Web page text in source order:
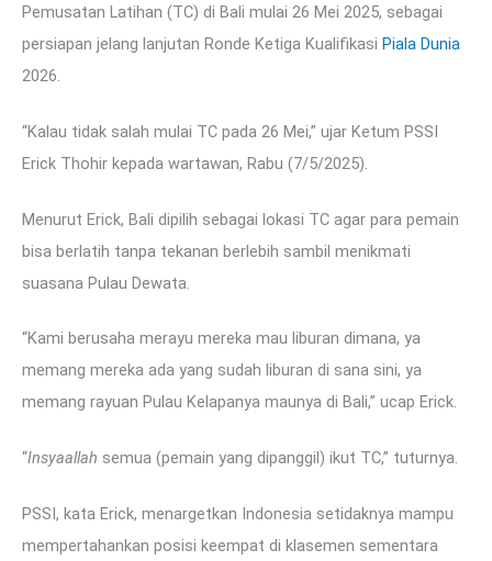
Pemusatan Latihan (TC) di Bali mulai 26 Mei 2025, sebagai
persiapan jelang lanjutan Ronde Ketiga Kualifikasi Piala Dunia
2026.
“Kalau tidak salah mulai TC pada 26 Mei,” ujar Ketum PSSI
Erick Thohir kepada wartawan, Rabu (7/5/2025).
Menurut Erick, Bali dipilih sebagai lokasi TC agar para pemain
bisa berlatih tanpa tekanan berlebih sambil menikmati
suasana Pulau Dewata.
“Kami berusaha merayu mereka mau liburan dimana, ya
memang mereka ada yang sudah liburan di sana sini, ya
memang rayuan Pulau Kelapanya maunya di Bali,” ucap Erick.
“Insyaallah semua (pemain yang dipanggil) ikut TC,” tuturnya.
PSSI, kata Erick, menargetkan Indonesia setidaknya mampu
mempertahankan posisi keempat di klasemen sementara